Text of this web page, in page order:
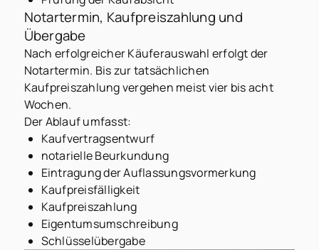
Notartermin, Kaufpreiszahlung und
Übergabe
Nach erfolgreicher Käuferauswahl erfolgt der
Notartermin. Bis zur tatsächlichen
Kaufpreiszahlung vergehen meist vier bis acht
Wochen.
Der Ablauf umfasst:
Kaufvertragsentwurf
notarielle Beurkundung
Eintragung der Auflassungsvormerkung
Kaufpreisfälligkeit
Kaufpreiszahlung
Eigentumsumschreibung
Schlüsselübergabe